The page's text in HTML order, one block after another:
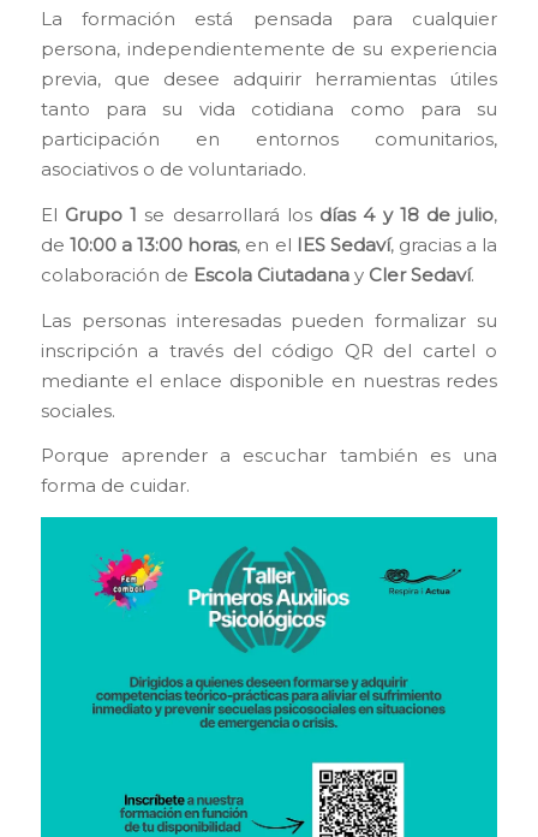
La formación está pensada para cualquier
persona, independientemente de su experiencia
previa, que desee adquirir herramientas útiles
tanto para su vida cotidiana como para su
participación en entornos comunitarios,
asociativos o de voluntariado.
El Grupo 1 se desarrollará los días 4 y 18 de julio,
de 10:00 a 13:00 horas, en el IES Sedaví, gracias a la
colaboración de Escola Ciutadanay Cler Sedaví.
Las personas interesadas pueden formalizar su
inscripción a través del código QR del cartel o
mediante el enlace disponible en nuestras redes
sociales.
Porque aprender a escuchar también es una
forma de cuidar.